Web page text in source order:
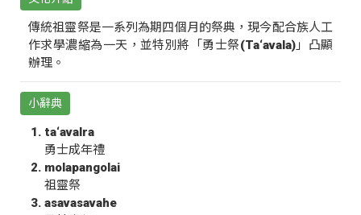
傳統祖靈祭是一系列為期四個月的祭典，現今配合族人工
作求學濃縮為一天，並特別將「勇士祭(Ta‘avala)」凸顯
辦理。
小辭典
ta‘avalra
勇士成年禮
molapangolai
祖靈祭
asavasavahe